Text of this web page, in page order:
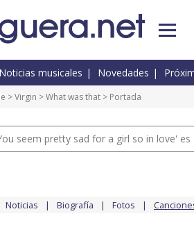
Noticias musicales Novedades
>Virgin >What was that > Portada
seem pretty sad for a girl so in love'
Noticias Biografía Fotos